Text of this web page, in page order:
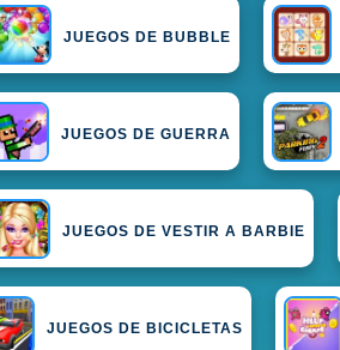
JUEGOS DE BUBBLE
JUEGOS DE GUERRA
JUEGOS DE VESTIR A BARBIE
JUEGOS DE BICICLETAS